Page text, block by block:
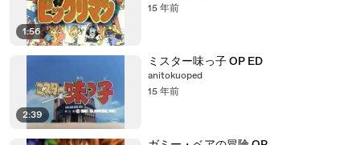
1:56
15 年前
2:39
ミスター味っ子 OP ED
anitokuoped
15 年前